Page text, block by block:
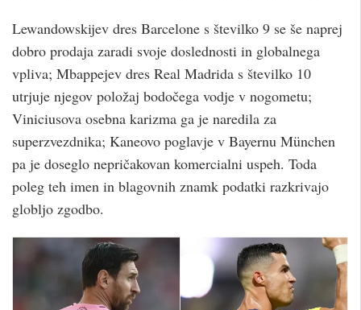
Lewandowskijev dres Barcelone s številko 9 se še naprej
dobro prodaja zaradi svoje doslednosti in globalnega
vpliva; Mbappejev dres Real Madrida s številko 10
utrjuje njegov položaj bodočega vodje v nogometu;
Viniciusova osebna karizma ga je naredila za
superzvezdnika; Kaneovo poglavje v Bayernu München
pa je doseglo nepričakovan komercialni uspeh. Toda
poleg teh imen in blagovnih znamk podatki razkrivajo
globljo zgodbo.